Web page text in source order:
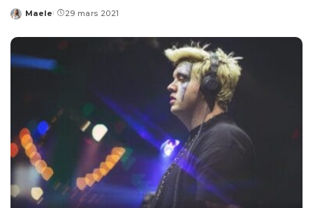
Posted
Maele 29 mars 2021